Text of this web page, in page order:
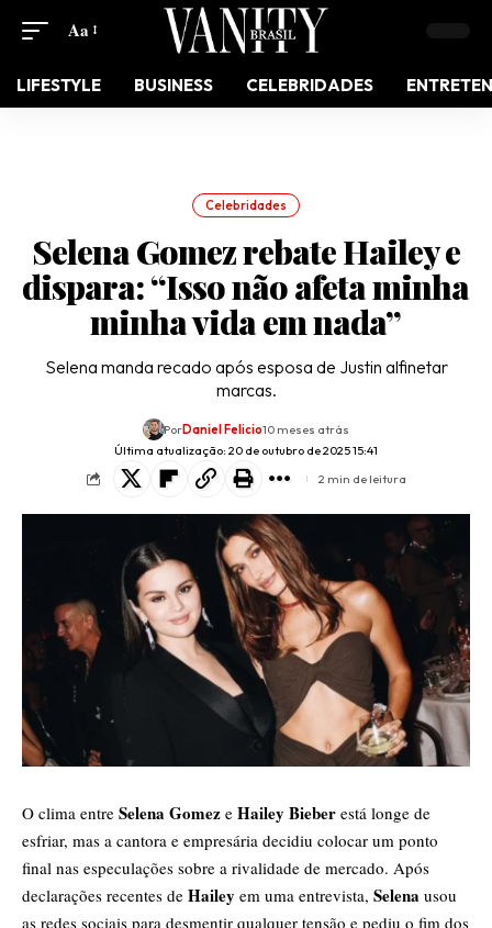
Aa
LIFESTYLE BUSINESS CELEBRIDADES
Celebridades
Selena Gomez rebate Hailey e
dispara: “Isso não afeta minha
minha vida em nada”
Selena manda recado após esposa de Justin alfinetar
marcas.
Última atualização: 20 de outubro de 2025 15:41
PorDaniel Felicio10 meses atrás
2 min de leitura
O clima entre Selena Gomez e Hailey Bieber está longe de
esfriar, mas a cantora e empresária decidiu colocar um ponto
final nas especulações sobre a rivalidade de mercado. Após
declarações recentes de Hailey em uma entrevista, Selena usou
as redes sociais para desmentir qualquer tensão e pediu o fim dos